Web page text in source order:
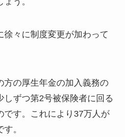
徐々に制度変更が加わって
方の厚生年金の加入義務の
しずつ第2号被保険者に回る
です。これにより37万人が
。